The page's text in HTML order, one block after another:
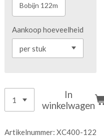
Bobijn 122m
Aankoop hoeveelheid
In
winkelwagen
Artikelnummer: XC400-122